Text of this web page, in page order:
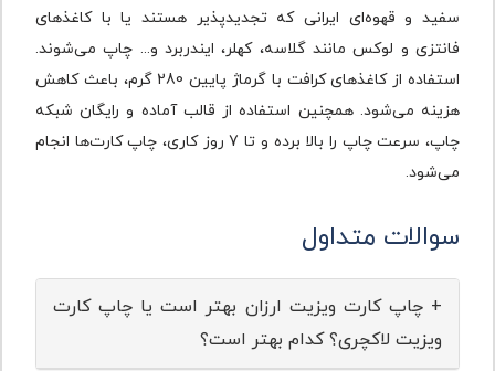
سفید و قهوه‌ای ایرانی که تجدیدپذیر هستند یا با کاغذهای
فانتزی و لوکس مانند گلاسه، کهلر، ایندربرد و... چاپ می‌شوند.
استفاده از کاغذهای کرافت با گرماژ پایین 280 گرم، باعث کاهش
هزینه می‌شود. همچنین استفاده از قالب آماده و رایگان شبکه
چاپ، سرعت چاپ را بالا برده و تا 7 روز کاری، چاپ کارت‌ها انجام
می‌شود.
سوالات متداول
+ چاپ کارت ویزیت ارزان بهتر است یا چاپ کارت
ویزیت لاکچری؟ کدام بهتر است؟